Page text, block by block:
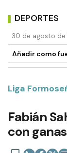
DEPORTES
30 de agosto de
Añadir como
Liga
Fabián
con